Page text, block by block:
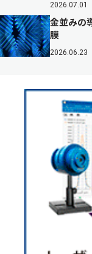
2026.07.01
金並みの
膜
2026.06.23